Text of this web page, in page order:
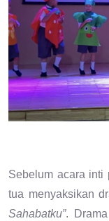
Sebelum acara inti
tua menyaksikan
Sahabatku”.